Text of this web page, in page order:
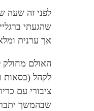
לפני זה שעה
שהגעתי
אך ערנית
האולם מחולק
לקהל (כסאות
ציבורי עם
שבהמשך